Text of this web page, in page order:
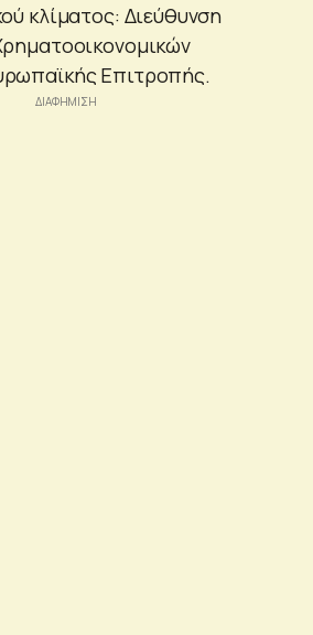
κλίματος: Διεύθυνση
Επιτροπής.